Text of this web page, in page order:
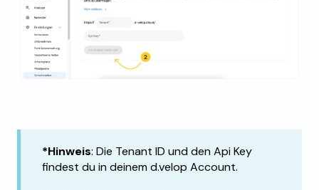
*Hinweis: Die Tenant ID und den Api Key
findest du in deinem d.velop Account.